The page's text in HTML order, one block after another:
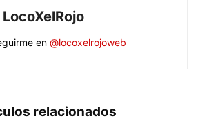
LocoXelRojo
en @locoxelrojoweb
relacionados